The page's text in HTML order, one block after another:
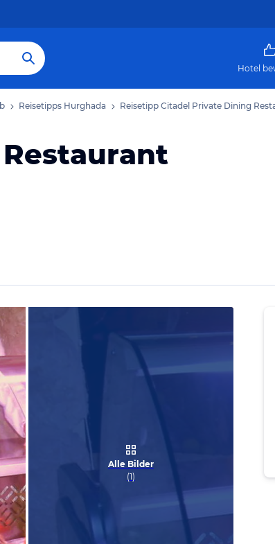
Hotel
Reisetipps Hurghada Reisetipp Citadel Private Dining
Alle Bilder
(1)